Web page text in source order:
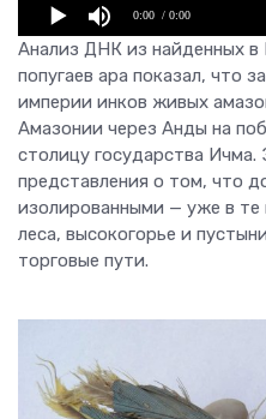
0:00 / 0:00
Анализ ДНК из найденных в
попугаев ара показал, что
империи инков живых
Амазонии через Анды на
столицу государства
представления о том, что
изолированными — уже в те
леса, высокогорье и
торговые пути.